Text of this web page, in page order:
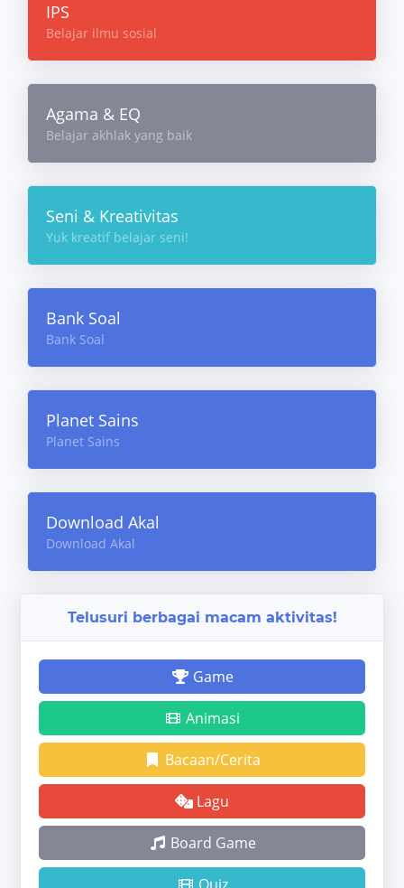
IPS
Belajar ilmu sosial
Agama & EQ
Belajar akhlak yang baik
Seni & Kreativitas
Yuk kreatif belajar seni!
Bank Soal
Bank Soal
Planet Sains
Planet Sains
Download Akal
Download Akal
Telusuri berbagai macam aktivitas!
Game
Animasi
Bacaan/Cerita
Lagu
Board Game